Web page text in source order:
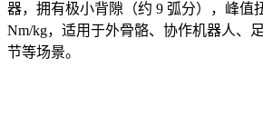
器，拥有极小背隙（约 9 弧分），峰值
Nm/kg，适用于外骨骼、协作机器人、
节等场景。